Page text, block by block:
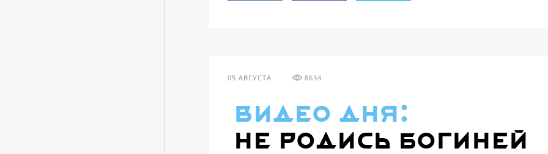
05 АВГУСТА 8634
видео дня:
не родись богиней